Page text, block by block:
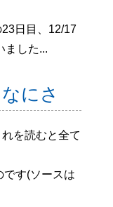
23日目、12/17
ました...
にさ
れを読むと全て
です(ソースは